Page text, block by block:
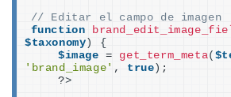
// Editar el campo de imagen
function
$taxonomy )
{
$image = get_term_meta(
'brand_image' , true ) ;
    ?
>